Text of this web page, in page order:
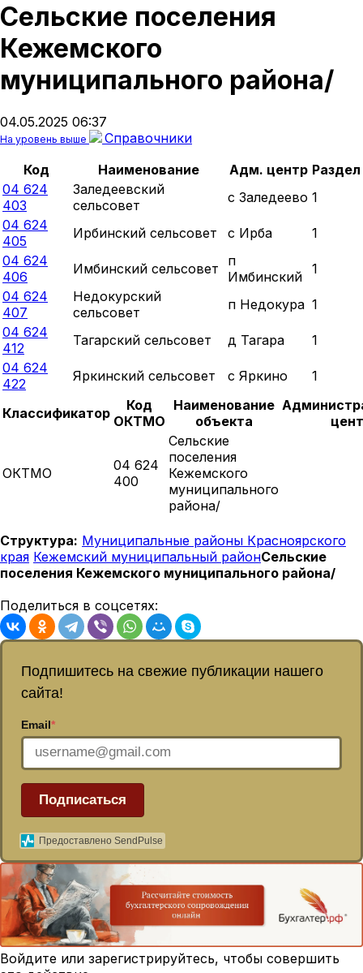
Сельские поселения
Кежемского
муниципального района/
04.05.2025 06:37
На уровень выше
Справочники
Код
Наименование Адм. центр Раздел
04 624
403
Заледеевский
сельсовет
с Заледеево 1
04 624
405
Ирбинский сельсовет с Ирба
1
04 624
406
Имбинский сельсовет
п
Имбинский 1
04 624
407
Недокурский
сельсовет
п Недокура 1
04 624
412
Тагарский сельсовет д Тагара
1
04 624
422
Яркинский сельсовет с Яркино 1
Классификатор
Код
ОКТМО
Наименование
объекта
ОКТМО
04 624
400
Сельские
поселения
Кежемского
муниципального
района/
Структура: Муниципальные районы Красноярского
края Кежемский муниципальный районСельские
поселения Кежемского муниципального района/
Поделиться в соцсетях:
Подпишитесь на свежие публикации нашего
сайта!
Email*
Подписаться
Предоставлено SendPulse
Войдите или зарегистрируйтесь, чтобы совершить